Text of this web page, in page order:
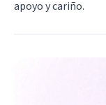
apoyo y cariño.